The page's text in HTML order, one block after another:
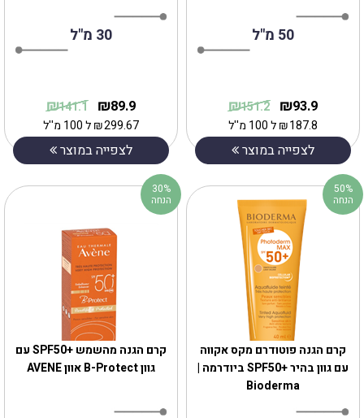
30 מ"ל
89.9
₪
141.1
₪
299.67
₪ל 100 מ''ל
לצפייה במוצר
50 מ"ל
93.9
₪
151.2
₪
187.8
₪ל 100 מ''ל
לצפייה במוצר
קרם הגנה מהשמש +SPF50 עם
גוון B-Protect אוון AVENE
30%
הנחה
‎קרם הגנה פוטודרם מקס אקווה
עם גוון בהיר +SPF50 ביודרמה |
Bioderma
50%
הנחה